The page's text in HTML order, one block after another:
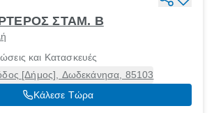
ΣΤΑΜ. Β
και Κατασκευές
[Δήμος], Δωδεκάνησα, 85103
Κάλεσε Τώρα